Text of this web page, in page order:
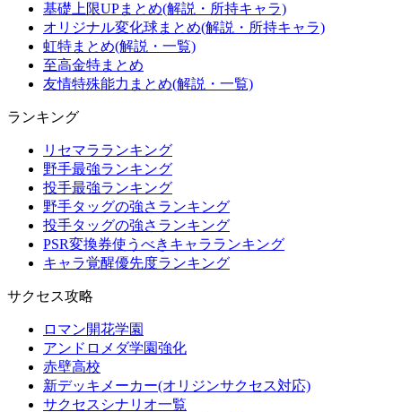
基礎上限UPまとめ(解説・所持キャラ)
オリジナル変化球まとめ(解説・所持キャラ)
虹特まとめ(解説・一覧)
至高金特まとめ
友情特殊能力まとめ(解説・一覧)
ランキング
リセマラランキング
野手最強ランキング
投手最強ランキング
野手タッグの強さランキング
投手タッグの強さランキング
PSR変換券使うべきキャラランキング
キャラ覚醒優先度ランキング
サクセス攻略
ロマン開花学園
アンドロメダ学園強化
赤壁高校
新デッキメーカー(オリジンサクセス対応)
サクセスシナリオ一覧